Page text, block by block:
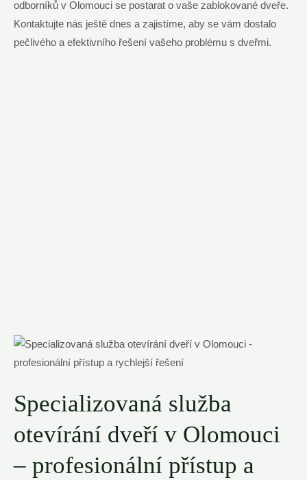
odborníků v Olomouci se postarat o vaše zablokované dveře.
Kontaktujte nás ještě dnes a zajistíme, aby se vám dostalo
pečlivého a efektivního řešení vašeho problému s dveřmi.
Specializovaná služba
otevírání dveří v Olomouci
– profesionální přístup a